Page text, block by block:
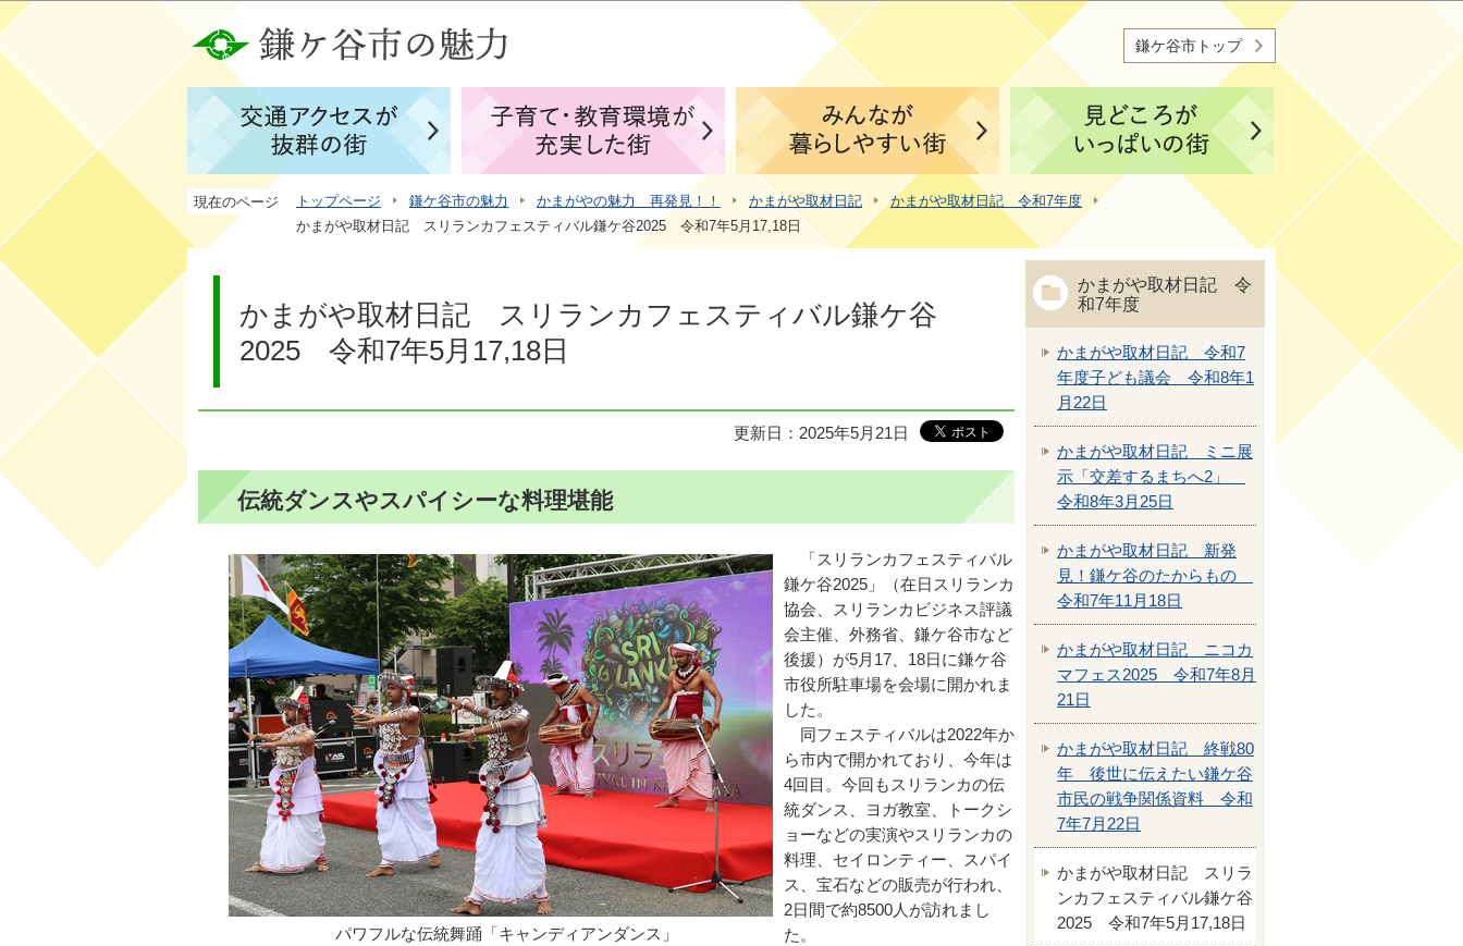
このページの本文へ移動
鎌ケ谷市トップ
現在のページ トップページ 鎌ケ谷市の魅力 かまがやの魅力 再発見！！ かまがや取材日記
かまがや取材日記 令和7年度
かまがや取材日記 スリランカフェスティバル鎌ケ谷2025 令和7年5月17,18日
かまがや取材日記 スリランカフェスティバル鎌ケ谷
2025 令和7年5月17,18日
更新日：2025年5月21日
伝統ダンスやスパイシーな料理堪能
パワフルな伝統舞踊「キャンディアンダンス」
「スリランカフェスティバル
鎌ケ谷2025」（在日スリランカ
協会、スリランカビジネス評議
会主催、外務省、鎌ケ谷市など
後援）が5月17、18日に鎌ケ谷
市役所駐車場を会場に開かれま
した。
同フェスティバルは2022年か
ら市内で開かれており、今年は
4回目。今回もスリランカの伝
統ダンス、ヨガ教室、トークシ
ョーなどの実演やスリランカの
料理、セイロンティー、スパイ
ス、宝石などの販売が行われ、
2日間で約8500人が訪れまし
た。
かまがや取材日記 令
和7年度
かまがや取材日記 令和7
年度子ども議会 令和8年1
月22日
かまがや取材日記 ミニ展
示「交差するまちへ2」
令和8年3月25日
かまがや取材日記 新発
見！鎌ケ谷のたからもの
令和7年11月18日
かまがや取材日記 ニコカ
マフェス2025 令和7年8月
21日
かまがや取材日記 終戦80
年 後世に伝えたい鎌ケ谷
市民の戦争関係資料 令和
7年7月22日
かまがや取材日記 スリラ
ンカフェスティバル鎌ケ谷
2025 令和7年5月17,18日